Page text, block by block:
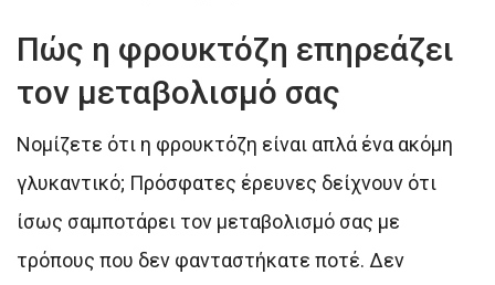
Πώς η φρουκτόζη επηρεάζει
τον μεταβολισμό σας
Νομίζετε ότι η φρουκτόζη είναι απλά ένα ακόμη
γλυκαντικό; Πρόσφατες έρευνες δείχνουν ότι
ίσως σαμποτάρει τον μεταβολισμό σας με
τρόπους που δεν φανταστήκατε ποτέ. Δεν